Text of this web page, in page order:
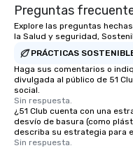
Preguntas
Explore las preguntas
la Salud y seguridad,
PRÁCTICAS
Haga sus comentarios o
divulgada al público de 51
social.
Sin respuesta.
¿51 Club cuenta con una
desvío de basura (como
describa su estrategia para
Sin respuesta.